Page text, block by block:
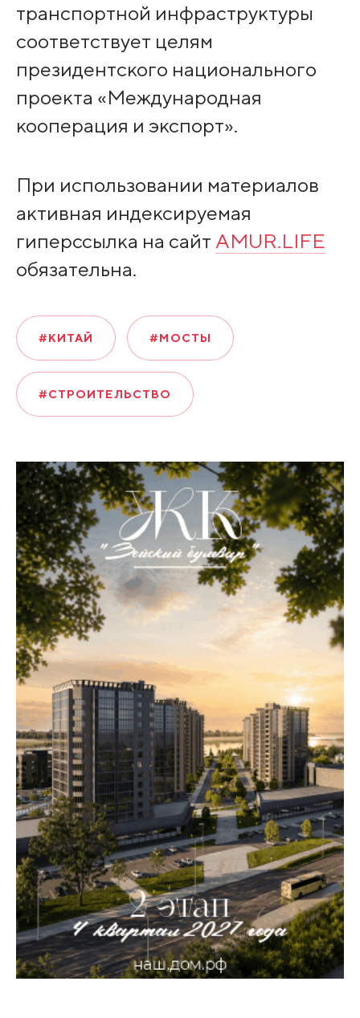
транспортной инфраструктуры
соответствует целям
президентского национального
проекта «Международная
кооперация и экспорт».
При использовании материалов
активная индексируемая
гиперссылка на сайт AMUR.LIFE
обязательна.
#КИТАЙ #МОСТЫ
#СТРОИТЕЛЬСТВО